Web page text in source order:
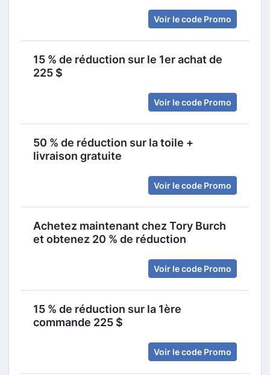
Voir le code Promo
15 % de réduction sur le 1er achat de
225 $
Voir le code Promo
50 % de réduction sur la toile +
livraison gratuite
Voir le code Promo
Achetez maintenant chez Tory Burch
et obtenez 20 % de réduction
Voir le code Promo
15 % de réduction sur la 1ère
commande 225 $
Voir le code Promo